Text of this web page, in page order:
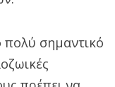
σημαντικό